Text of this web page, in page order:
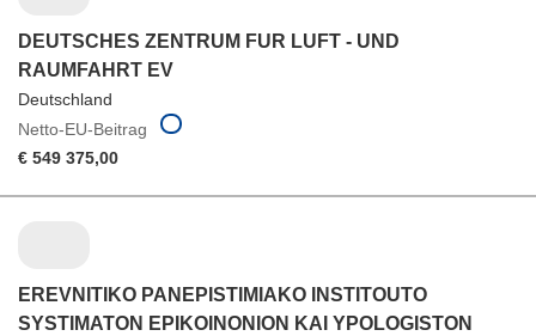
DEUTSCHES ZENTRUM FUR LUFT - UND
RAUMFAHRT EV
Deutschland
Netto-EU-Beitrag
€ 549 375,00
EREVNITIKO PANEPISTIMIAKO INSTITOUTO
SYSTIMATON EPIKOINONION KAI YPOLOGISTON